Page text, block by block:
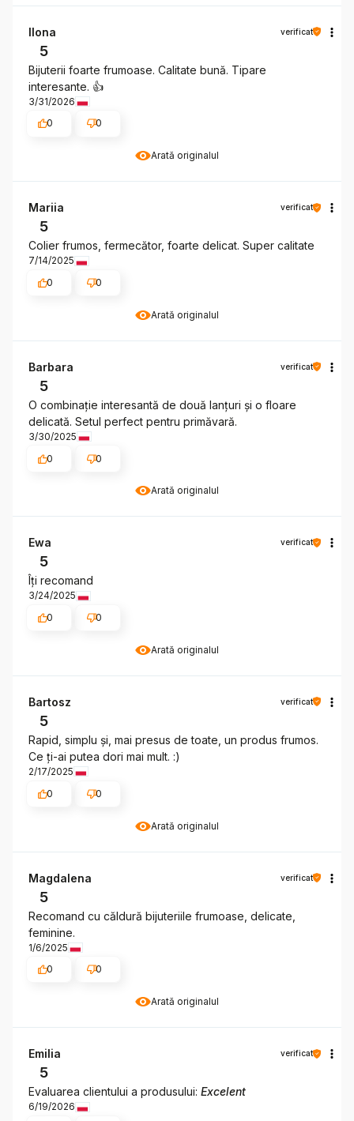
Arată originalul
Ilona verificat
5
Bijuterii foarte frumoase. Calitate bună. Tipare
interesante. 👍️
3/31/2026
0
0
Arată originalul
Mariia verificat
5
Colier frumos, fermecător, foarte delicat. Super calitate
7/14/2025
0
0
Arată originalul
Barbara verificat
5
O combinație interesantă de două lanțuri și o floare
delicată. Setul perfect pentru primăvară.
3/30/2025
0
0
Arată originalul
Ewa verificat
5
Îți recomand
3/24/2025
0
0
Arată originalul
Bartosz verificat
5
Rapid, simplu și, mai presus de toate, un produs frumos.
Ce ți-ai putea dori mai mult. :)
2/17/2025
0
0
Arată originalul
Magdalena verificat
5
Recomand cu căldură bijuteriile frumoase, delicate,
feminine.
1/6/2025
0
0
Emilia verificat
5
Evaluarea clientului a produsului: Excelent
6/19/2026